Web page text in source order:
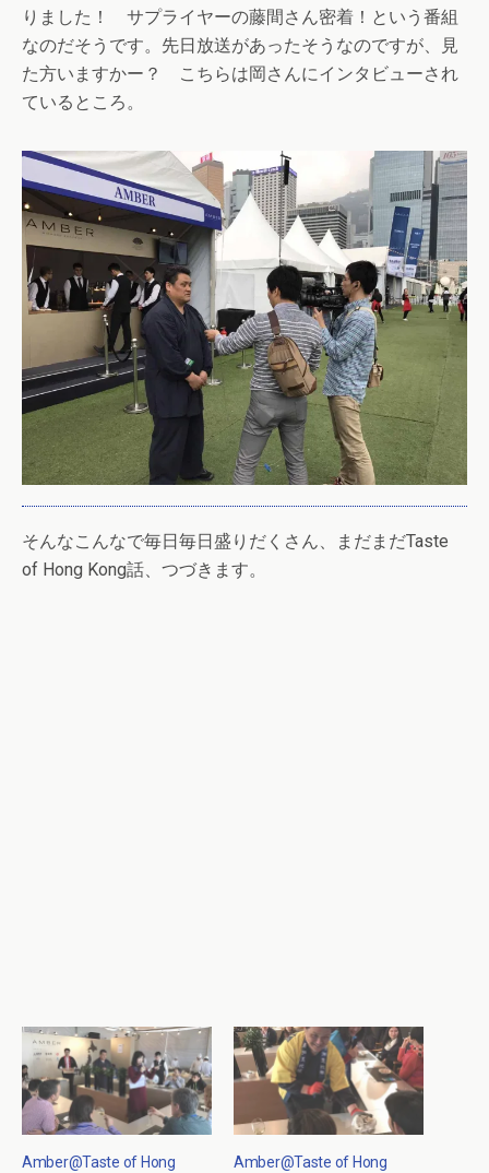
りました！ サプライヤーの藤間さん密着！という番組
なのだそうです。先日放送があったそうなのですが、見
た方いますかー？ こちらは岡さんにインタビューされ
ているところ。
そんなこんなで毎日毎日盛りだくさん、まだまだTaste
of Hong Kong話、つづきます。
Amber@Taste of Hong
Amber@Taste of Hong